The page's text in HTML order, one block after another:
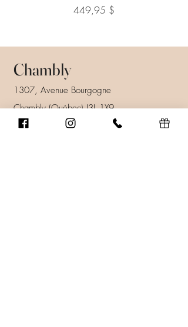
Prix
449,95 $
Chambly
1307, Avenue Bourgogne
Chambly (Québec) J3L 1X9
450 447-9247